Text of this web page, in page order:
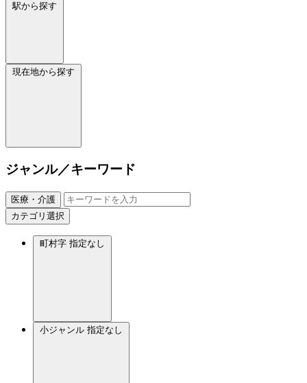
駅から探す
現在地から探す
ジャンル／キーワード
医療・介護
カテゴリ選択
町村字 指定なし
小ジャンル 指定なし